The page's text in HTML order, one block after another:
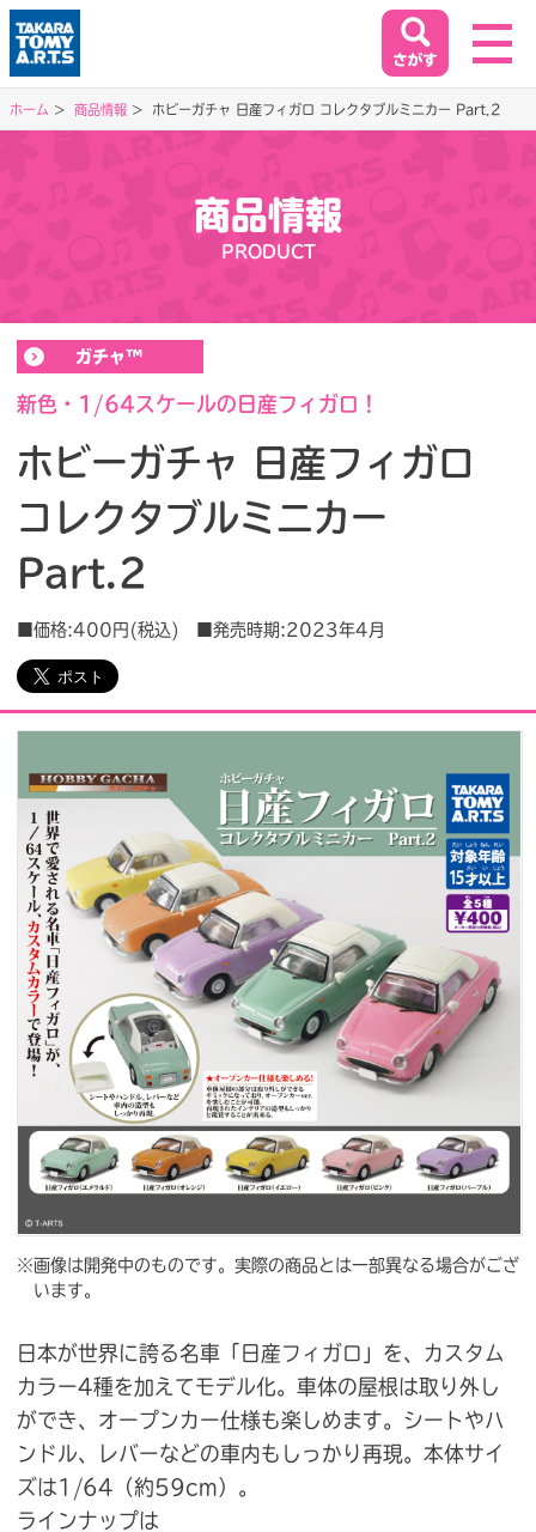
イベント&キャンペーン
EVENT&CAMPAIGN
お客様相談室
SUPPORT
会社情報
プレスリリース
ビジネスのお客様
閉じる
閉じる
ホーム 商品情報 ホビーガチャ 日産フィガロ コレクタブルミニカー Part.2
商品情報
PRODUCT
ガチャ™
新色・1/64スケールの日産フィガロ！
ホビーガチャ 日産フィガロ
コレクタブルミニカー
Part.2
■価格:400円(税込) ■発売時期:2023年4月
※画像は開発中のものです。実際の商品とは一部異なる場合がござ
います。
日本が世界に誇る名車「日産フィガロ」を、カスタム
カラー4種を加えてモデル化。車体の屋根は取り外し
ができ、オープンカー仕様も楽しめます。シートやハ
ンドル、レバーなどの車内もしっかり再現。本体サイ
ズは1/64（約59cm）。
ラインナップは